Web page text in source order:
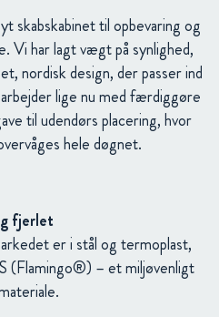
skabskabinet til opbevaring og
Vi har lagt vægt på synlighed,
nordisk design, der passer ind
lige nu med færdiggøre
til udendørs placering, hvor
hele døgnet.
fjerlet
er i stål og termoplast,
(Flamingo®) – et miljøvenligt